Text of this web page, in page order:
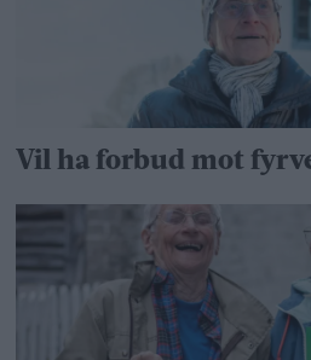
Vil ha forbud mot